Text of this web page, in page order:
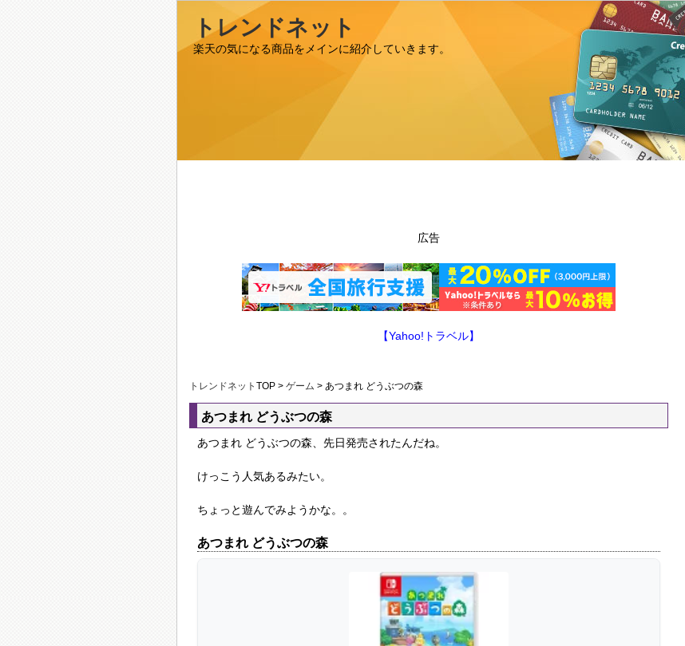
トレンドネット
楽天の気になる商品をメインに紹介していきます。
広告
【Yahoo!トラベル】
トレンドネット TOP > ゲーム > あつまれ どうぶつの森
あつまれ どうぶつの森
あつまれ どうぶつの森、先日発売されたんだね。
けっこう人気あるみたい。
ちょっと遊んでみようかな。。
あつまれ どうぶつの森